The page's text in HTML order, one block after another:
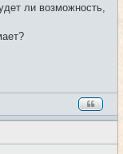
б
н
ли возможность,